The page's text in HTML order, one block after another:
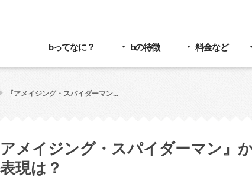
bってなに？ bの特徴 料金など
『アメイジング・スパイダーマン...
アメイジング・スパイダーマン』
現は？